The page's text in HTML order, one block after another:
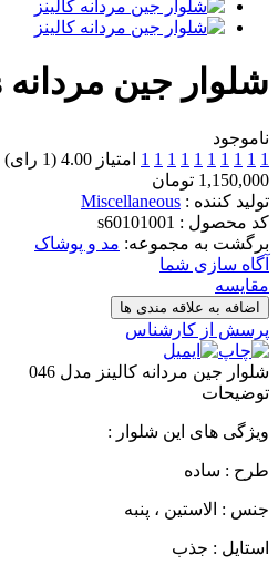
شلوار جین مردانه Colins
ناموجود
1
1
1
1
1
1
1
1
1
1 امتیاز 4.00 (1 رای)
1,150,000 تومان
تولید کننده : Miscellaneous
کد محصول : s60101001
برگشت به مجموعه: مد و پوشاک
آگاه سازی شما
مقایسه
اضافه به علاقه مندی ها
پرسش از کارشناس
شلوار جین مردانه کالینز مدل 046
توضیحات
ویژگی های این شلوار :
طرح : ساده
جنس : الاستین ، پنبه
استایل : جذب